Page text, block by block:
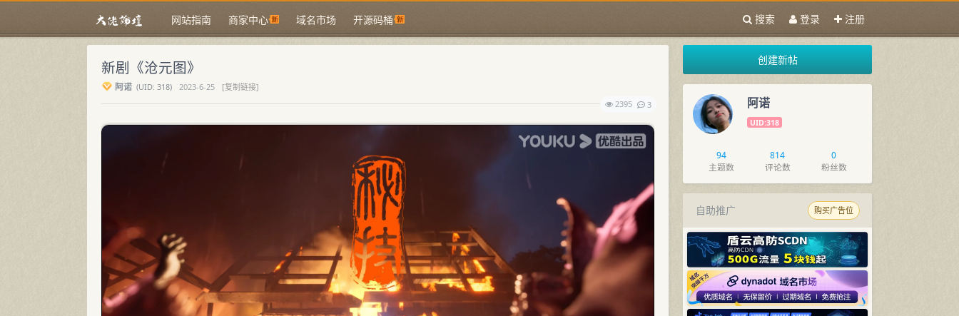
网站指南 商家中心 域名市场 开源码桶 搜索 登录 注册
新剧《沧元图》
阿诺 (UID: 318) 2023-6-25
[复制链接]
2395
3
创建新帖
阿诺
UID:318
94
主题数
814
评论数
0
粉丝数
自助推广 购买广告位